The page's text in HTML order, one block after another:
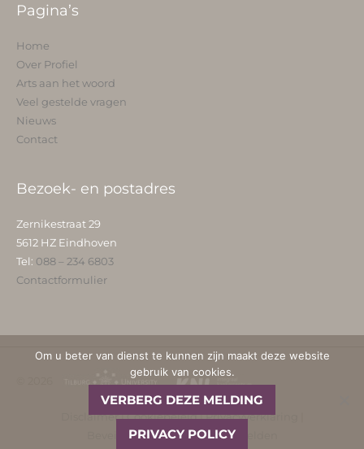
Pagina’s
Home
Over Profiel
Arts aan het woord
Veel gestelde vragen
Nieuws
Contact
Bezoek- en postadres
Zernikestraat 29
5612 HZ Eindhoven
Tel: 088 – 234 6803
Contactformulier
Disclaimer|Cookiebeleid|Privacyverklaring
Beveiligingskwetsbaarheid melden
Om u beter van dienst te kunnen zijn maakt deze website
gebruik van cookies.
VERBERG DEZE MELDING
PRIVACY POLICY